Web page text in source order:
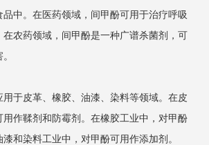
中。在医药领域，间甲酚可用于治疗呼吸
农药领域，间甲酚是一种广谱杀菌剂，可
皮革、橡胶、油漆、染料等领域。在皮
作鞣剂和防霉剂。在橡胶工业中，对甲酚
和染料工业中，对甲酚可用作添加剂。